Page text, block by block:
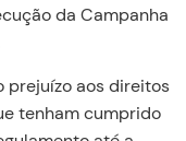
da Campanha
prejuízo aos direitos
tenham cumprido